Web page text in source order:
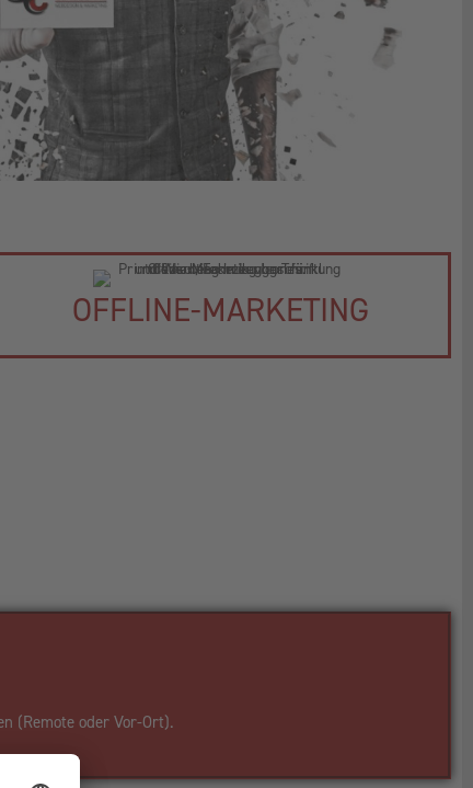
OFFLINE-MARKETING
(Remote oder Vor-Ort).